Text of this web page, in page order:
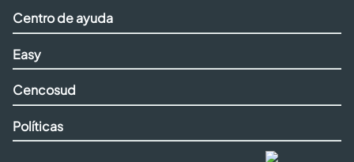
Centro de ayuda
Easy
Cencosud
Políticas